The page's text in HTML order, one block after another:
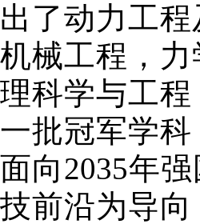
出了动力工
机械工程，
理科学与工
一批冠军学
面向2035年
技前沿为导